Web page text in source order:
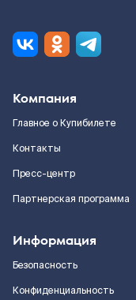
Компания
Главное о Купибилете
Контакты
Пресс-центр
Партнерская программа
Информация
Безопасность
Конфиденциальность